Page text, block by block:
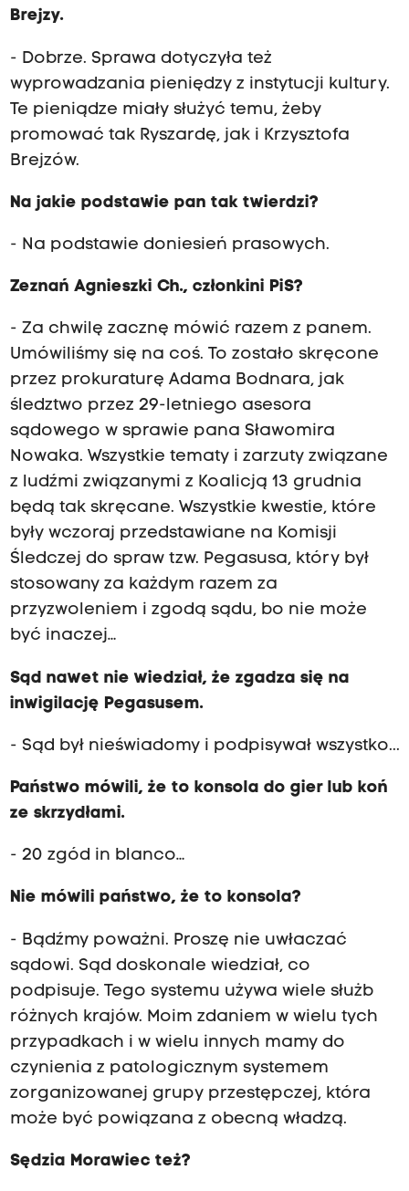
Brejzy.
- Dobrze. Sprawa dotyczyła też
wyprowadzania pieniędzy z instytucji kultury.
Te pieniądze miały służyć temu, żeby
promować tak Ryszardę, jak i Krzysztofa
Brejzów.
Na jakie podstawie pan tak twierdzi?
- Na podstawie doniesień prasowych.
Zeznań Agnieszki Ch., członkini PiS?
- Za chwilę zacznę mówić razem z panem.
Umówiliśmy się na coś. To zostało skręcone
przez prokuraturę Adama Bodnara, jak
śledztwo przez 29-letniego asesora
sądowego w sprawie pana Sławomira
Nowaka. Wszystkie tematy i zarzuty związane
z ludźmi związanymi z Koalicją 13 grudnia
będą tak skręcane. Wszystkie kwestie, które
były wczoraj przedstawiane na Komisji
Śledczej do spraw tzw. Pegasusa, który był
stosowany za każdym razem za
przyzwoleniem i zgodą sądu, bo nie może
być inaczej…
Sąd nawet nie wiedział, że zgadza się na
inwigilację Pegasusem.
- Sąd był nieświadomy i podpisywał wszystko...
Państwo mówili, że to konsola do gier lub koń
ze skrzydłami.
- 20 zgód in blanco…
Nie mówili państwo, że to konsola?
- Bądźmy poważni. Proszę nie uwłaczać
sądowi. Sąd doskonale wiedział, co
podpisuje. Tego systemu używa wiele służb
różnych krajów. Moim zdaniem w wielu tych
przypadkach i w wielu innych mamy do
czynienia z patologicznym systemem
zorganizowanej grupy przestępczej, która
może być powiązana z obecną władzą.
Sędzia Morawiec też?